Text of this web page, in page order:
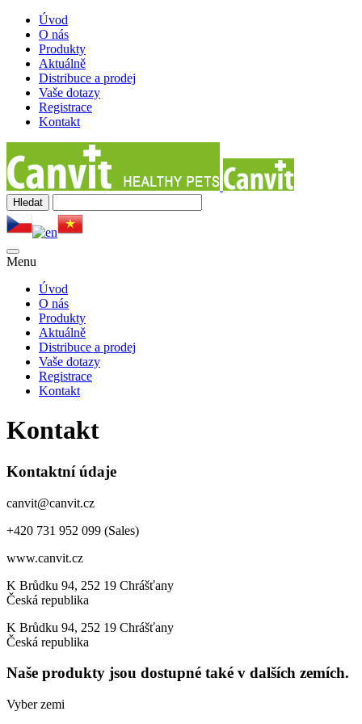
Úvod
O nás
Produkty
Aktuálně
Distribuce a prodej
Vaše dotazy
Registrace
Kontakt
Menu
Úvod
O nás
Produkty
Aktuálně
Distribuce a prodej
Vaše dotazy
Registrace
Kontakt
Kontakt
Kontaktní údaje
canvit@canvit.cz
+420 731 952 099 (Sales)
www.canvit.cz
K Brůdku 94, 252 19 Chrášťany
Česká republika
K Brůdku 94, 252 19 Chrášťany
Česká republika
Naše produkty jsou dostupné také v dalších zemích.
Vyber zemi